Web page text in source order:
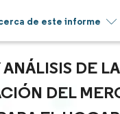
de este informe
DE LA
DEL